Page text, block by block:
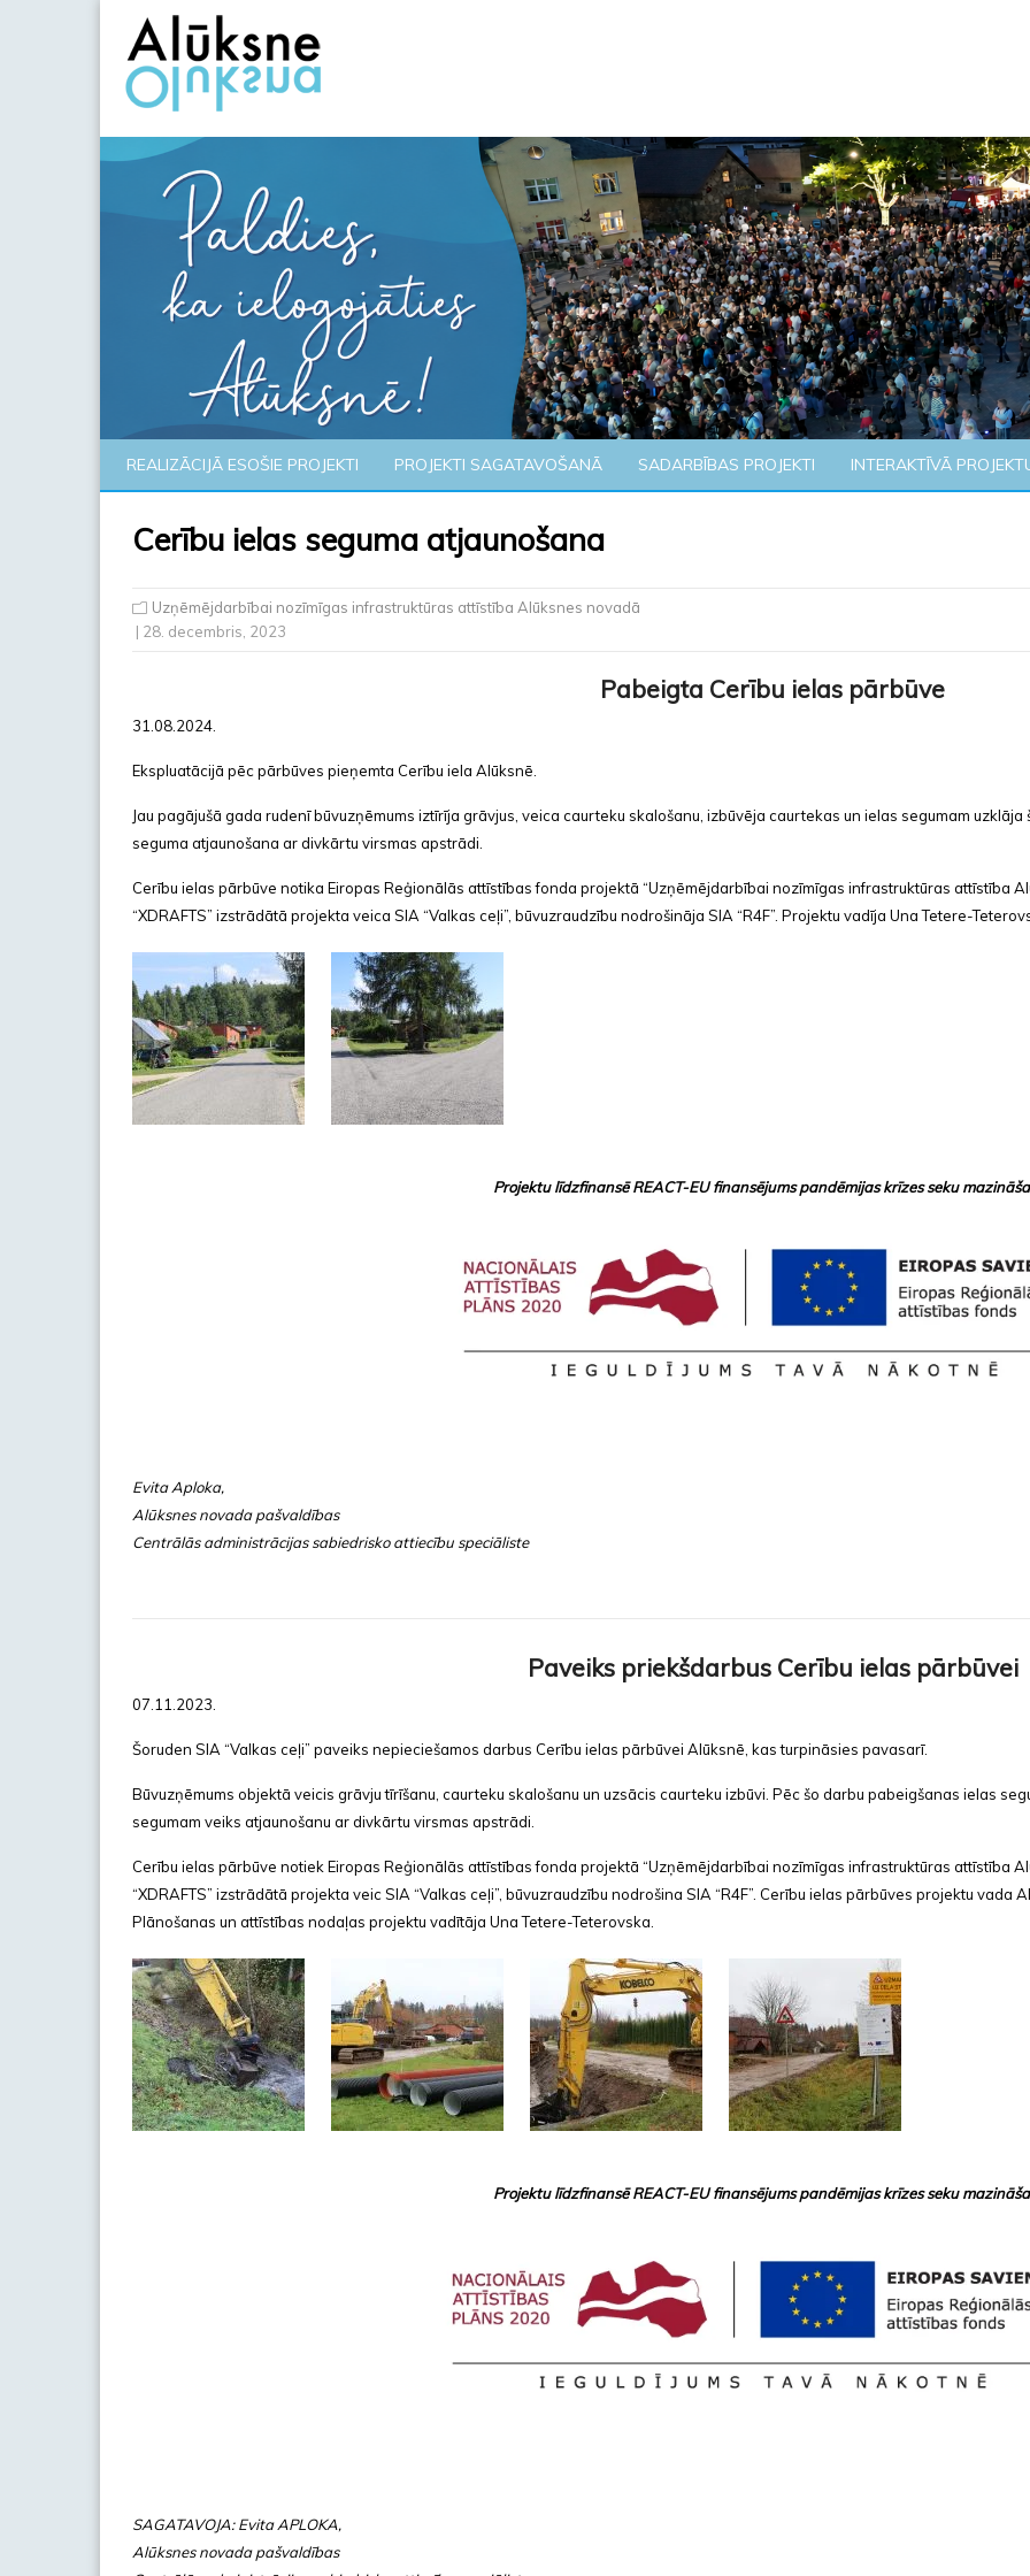
REALIZĀCIJĀ ESOŠIE PROJEKTI PROJEKTI SAGATAVOŠANĀ SADARBĪBAS PROJEKTI INTERAKTĪVĀ
Cerību ielas seguma atjaunošana
Uzņēmējdarbībai nozīmīgas infrastruktūras attīstība Alūksnes novadā
| 28. decembris, 2023
Pabeigta Cerību ielas pārbūve
31.08.2024.
Ekspluatācijā pēc pārbūves pieņemta Cerību iela Alūksnē.
Jau pagājušā gada rudenī būvuzņēmums iztīrīja grāvjus, veica caurteku skalošanu, izbūvēja caurtekas un ielas segumam
seguma atjaunošana ar divkārtu virsmas apstrādi.
Cerību ielas pārbūve notika Eiropas Reģionālās attīstības fonda projektā “Uzņēmējdarbībai nozīmīgas infrastruktūras attīstība
“XDRAFTS” izstrādātā projekta veica SIA “Valkas ceļi”, būvuzraudzību nodrošināja SIA “R4F”. Projektu vadīja Una Tetere-
Projektu līdzfinansē REACT-EU finansējums pandēmijas krīzes seku
Evita Aploka,
Alūksnes novada pašvaldības
Centrālās administrācijas sabiedrisko attiecību speciāliste
Paveiks priekšdarbus Cerību ielas pārbūvei
07.11.2023.
Šoruden SIA “Valkas ceļi” paveiks nepieciešamos darbus Cerību ielas pārbūvei Alūksnē, kas turpināsies pavasarī.
Būvuzņēmums objektā veicis grāvju tīrīšanu, caurteku skalošanu un uzsācis caurteku izbūvi. Pēc šo darbu pabeigšanas ielas
segumam veiks atjaunošanu ar divkārtu virsmas apstrādi.
Cerību ielas pārbūve notiek Eiropas Reģionālās attīstības fonda projektā “Uzņēmējdarbībai nozīmīgas infrastruktūras attīstība
“XDRAFTS” izstrādātā projekta veic SIA “Valkas ceļi”, būvuzraudzību nodrošina SIA “R4F”. Cerību ielas pārbūves projektu
Plānošanas un attīstības nodaļas projektu vadītāja Una Tetere-Teterovska.
Projektu līdzfinansē REACT-EU finansējums pandēmijas krīzes seku
SAGATAVOJA: Evita APLOKA,
Alūksnes novada pašvaldības